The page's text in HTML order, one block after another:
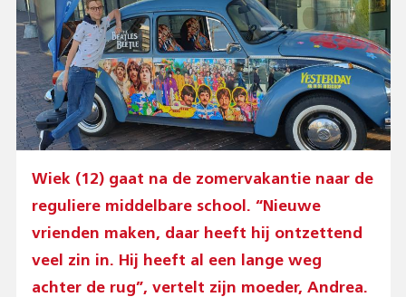
Wiek (12) gaat na de zomervakantie naar de
reguliere middelbare school. “Nieuwe
vrienden maken, daar heeft hij ontzettend
veel zin in. Hij heeft al een lange weg
achter de rug”, vertelt zijn moeder, Andrea.